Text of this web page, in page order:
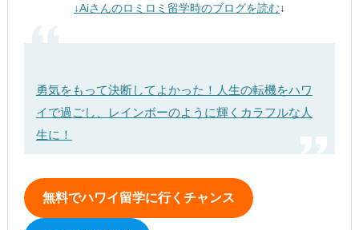
↓Aiさんのロミロミ留学時のブログを読む↓
勇気をもって決断してよかった！人生の転機をハワ
イで過ごし、レインボーのように輝くカラフルな人
生に！
無料でハワイ留学に行くチャンス